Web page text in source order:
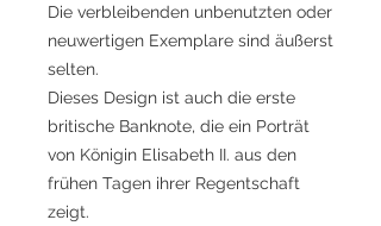
Die verbleibenden unbenutzten oder
neuwertigen Exemplare sind äußerst
selten.
Dieses Design ist auch die erste
britische Banknote, die ein Porträt
von Königin Elisabeth II. aus den
frühen Tagen ihrer Regentschaft
zeigt.